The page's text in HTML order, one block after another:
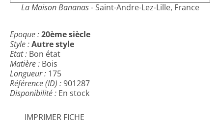
La Maison Bananas- Saint-Andre-Lez-Lille, France
Epoque :20ème siècle
Style :Autre style
Etat : Bon état
Matière : Bois
Longueur : 175
Référence (ID) :901287
Disponibilité : En stock
IMPRIMER FICHE